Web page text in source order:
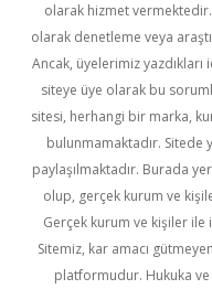
olarak hizmet
olarak denetleme veya
Ancak, üyelerimiz
siteye üye olarak bu
sitesi, herhangi bir marka,
bulunmamaktadır. Sitede
paylaşılmaktadır. Burada
olup, gerçek kurum ve
Gerçek kurum ve kişiler
Sitemiz, kar amacı
platformudur. Hukuka ve